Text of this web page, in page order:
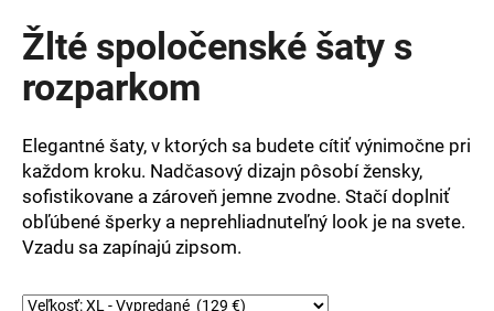
produktu
je
hviezdičiek.
Žlté spoločenské šaty s
rozparkom
Elegantné šaty, v ktorých sa budete cítiť výnimočne pri
každom kroku. Nadčasový dizajn pôsobí žensky,
sofistikovane a zároveň jemne zvodne. Stačí doplniť
obľúbené šperky a neprehliadnuteľný look je na svete.
Vzadu sa zapínajú zipsom.